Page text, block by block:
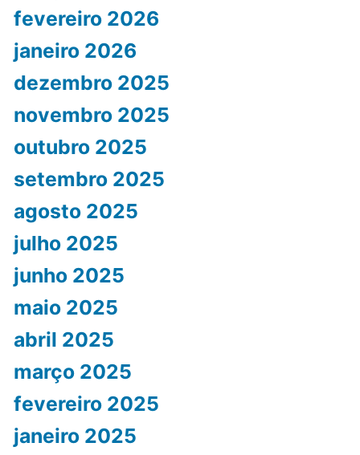
fevereiro 2026
janeiro 2026
dezembro 2025
novembro 2025
outubro 2025
setembro 2025
agosto 2025
julho 2025
junho 2025
maio 2025
abril 2025
março 2025
fevereiro 2025
janeiro 2025